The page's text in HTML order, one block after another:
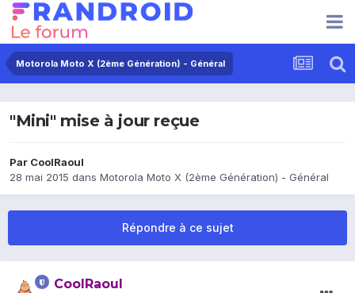
Motorola Moto X (2ème Génération) - Général
"Mini" mise à jour reçue
Par CoolRaoul
28 mai 2015 dans Motorola Moto X (2ème Génération) - Général
Répondre à ce sujet
CoolRaoul